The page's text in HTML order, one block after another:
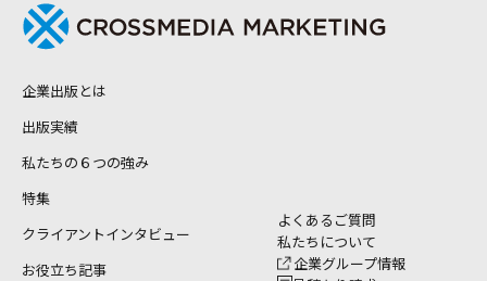
企業出版とは
出版実績
私たちの６つの強み
特集
クライアントインタビュー
お役立ち記事
よくあるご質問
私たちについて
企業グループ情報